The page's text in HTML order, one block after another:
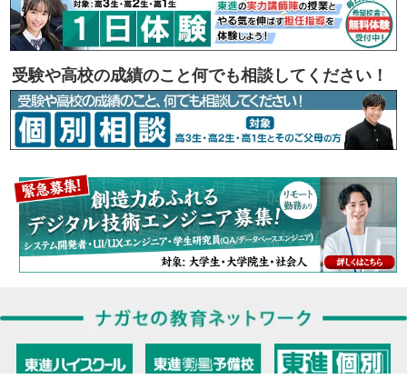
受験や高校の成績のこと何でも相談してください！